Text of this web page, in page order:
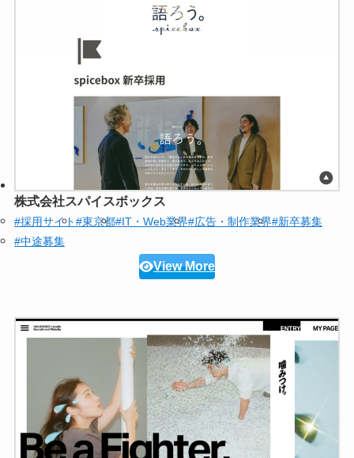
株式会社スパイスボックス
#採用サイト#東京都#IT・Web業界#広告・制作業界#新卒募集
#中途募集
View More